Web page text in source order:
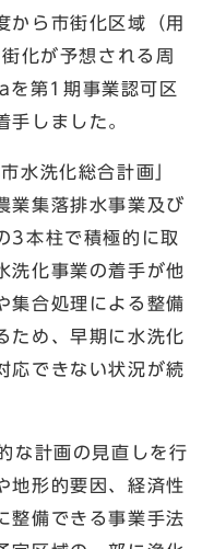
から市街化区域（用
化が予想される周
第1期事業認可区
手しました。
水洗化総合計画」
業集落排水事業及び
3本柱で積極的に取
洗化事業の着手が他
集合処理による整備
ため、早期に水洗化
応できない状況が続
な計画の見直しを行
地形的要因、経済性
整備できる事業手法